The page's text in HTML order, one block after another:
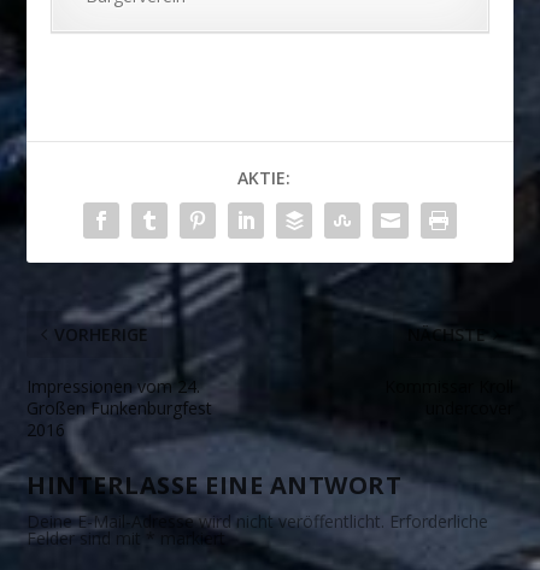
AKTIE:
VORHERIGE
Impressionen vom 24.
Großen Funkenburgfest
2016
NÄCHSTE
HINTERLASSE EINE ANTWORT
Deine E-Mail-Adresse wird nicht veröffentlicht. Erforderliche
Felder sind mit * markiert